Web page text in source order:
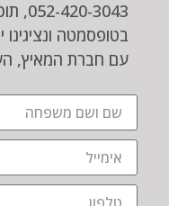
052-
בטופסמטה
עם חברת המאיץ,